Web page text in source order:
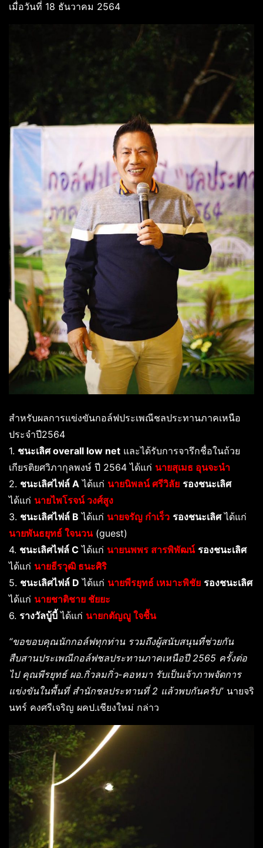
เมื่อวันที่ 18 ธันวาคม 2564
สำหรับผลการแข่งขันกอล์ฟประเพณีชลประทานภาคเหนือ
ประจำปี2564
1. ชนะเลิศ overall low net และได้รับการจารึกชื่อในถ้วย
เกียรติยศวิภากุลพงษ์ ปี 2564 ได้แก่ นายสุเมธ อุนจะนำ
2. ชนะเลิศไฟล์ A ได้แก่ นายนิพลน์ ศรีวิลัย รองชนะเลิศ
ได้แก่ นายไพโรจน์ วงศ์สูง
3. ชนะเลิศไฟล์ B ได้แก่ นายจรัญ ก๋าเร็ว รองชนะเลิศได้แก่
นายพันธยุทธ์ ใจนวน(guest)
4. ชนะเลิศไฟล์ C ได้แก่ นายนพพร สารพิพัฒน์ รองชนะเลิศ
ได้แก่ นายธีรวุฒิ ธนะศิริ
5. ชนะเลิศไฟล์ D ได้แก่ นายพีรยุทธ์ เหมาะพิชัย รองชนะเลิศ
ได้แก่ นายชาติชาย ชัยยะ
6. รางวัลบู้บี้ ได้แก่ นายกตัญญู ใจชื้น
“ขอขอบคุณนักกอล์ฟทุกท่าน รวมถึงผู้สนับสนุนที่ช่วยกัน
สืบสานประเพณีกอล์ฟชลประทานภาคเหนือปี 2565 ครั้งต่อ
ไป คุณพีรยุทธ์ ผอ.กิ่วลมกิ่ว-คอหมา รับเป็นเจ้าภาพจัดการ
แข่งขันในพื้นที่ สำนักชลประทานที่ 2 แล้วพบกันครับ” นายจริ
นทร์ คงศรีเจริญ ผคป.เชียงใหม่ กล่าว